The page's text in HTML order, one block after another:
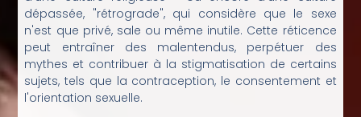
dépassée, "rétrograde", qui considère que le sexe
n'est que privé, sale ou même inutile. Cette réticence
peut entraîner des malentendus, perpétuer des
mythes et contribuer à la stigmatisation de certains
sujets, tels que la contraception, le consentement et
l'orientation sexuelle.